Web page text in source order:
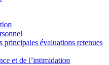
principales évaluations retenues
et de l’intimidation